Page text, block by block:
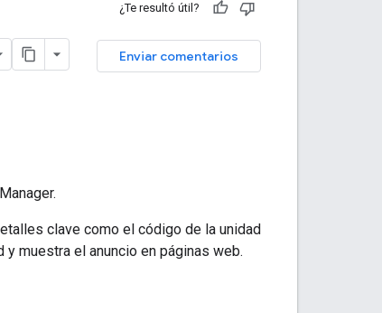
¿Te resultó útil?
Enviar comentarios
clave como el código de la unidad
y muestra el anuncio en páginas web.